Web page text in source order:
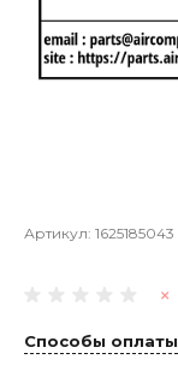
Артикул: 1625185043
Способы оплаты